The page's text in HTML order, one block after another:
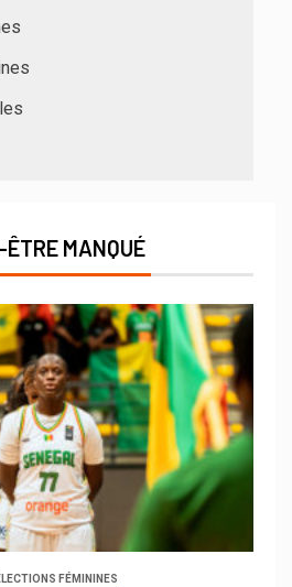
MANQUÉ
FÉMININES